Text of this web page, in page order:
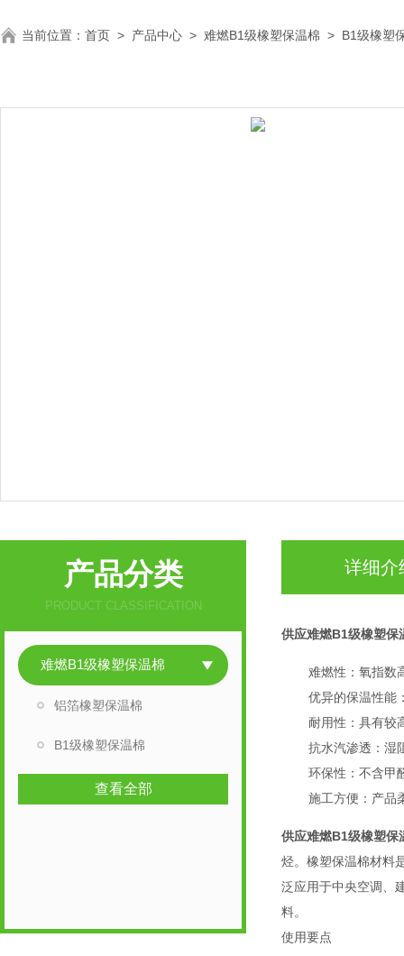
当前位置： 首页 > 产品中心 > 难燃B1级橡塑保温棉 > B1级橡塑
产品分类
PRODUCT CLASSIFICATION
难燃B1级橡塑保温棉
铝箔橡塑保温棉
B1级橡塑保温棉
查看全部
详细介
供应难燃B1级橡塑保
难燃性：氧指数
优异的保温性能
耐用性：具有较
抗水汽渗透：湿
环保性：不含甲
施工方便：产品
供应难燃B1级橡塑保
烃。橡塑保温棉材料
泛应用于中央空调、
料。
使用要点